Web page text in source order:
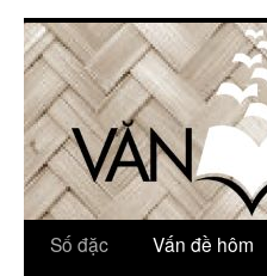
Số đặc
Vấn đề hôm